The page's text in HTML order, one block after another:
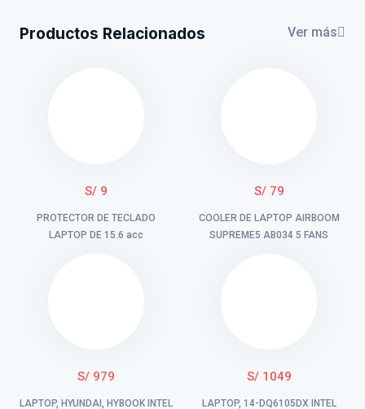
Productos Relacionados Ver más
S/ 9
PROTECTOR DE TECLADO
LAPTOP DE 15.6 acc
S/ 79
COOLER DE LAPTOP AIRBOOM
SUPREME5 AB034 5 FANS
S/ 979
LAPTOP, HYUNDAI, HYBOOK INTEL
S/ 1049
LAPTOP, 14-DQ6105DX INTEL